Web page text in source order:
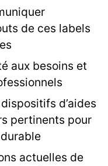
de ces labels
aux besoins et
d’aides
pertinents pour
actuelles de